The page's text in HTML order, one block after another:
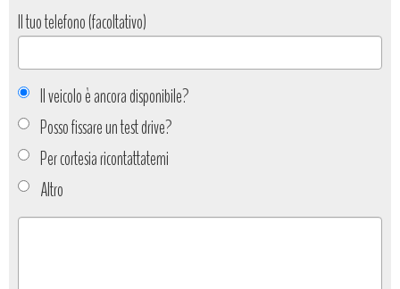
Il tuo telefono (facoltativo)
Il veicolo è ancora disponibile?
Posso fissare un test drive?
Per cortesia ricontattatemi
Altro
Tipo